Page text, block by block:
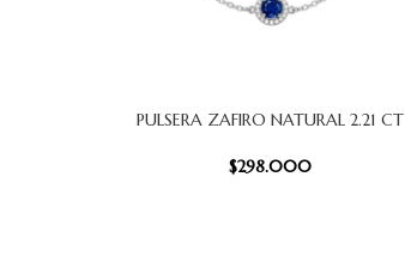
AÑADIR AL CARRITO
PULSERA ZAFIRO NATURAL 2.21 CT
$298.000